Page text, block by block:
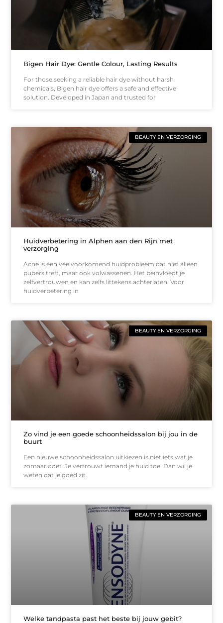
Bigen Hair Dye: Gentle Colour, Lasting Results
For those seeking a reliable hair dye without harsh
chemicals, Bigen hair dye offers a safe and effective
solution. Developed in Japan and trusted for
BEAUTY EN VERZORGING
Huidverbetering in Alphen aan den Rijn met
verzorging
Acne is een veelvoorkomend huidprobleem dat niet alleen
pubers treft, maar ook volwassenen. Het beïnvloedt je
zelfvertrouwen en kan zelfs littekens achterlaten. Voor
huidverbetering in
BEAUTY EN VERZORGING
Zo vind je een goede schoonheidssalon bij jou in de
buurt
Een nieuwe schoonheidssalon uitkiezen is niet iets wat je
zomaar doet. Je vertrouwt iemand je huid toe. Dan wil je
weten dat je goed zit.
BEAUTY EN VERZORGING
Welke tandpasta past het beste bij jouw gebit?